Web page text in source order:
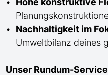
Hohe konstruktive
Nachhaltigkeit im
Umweltbilanz deines
Unser Rundum-